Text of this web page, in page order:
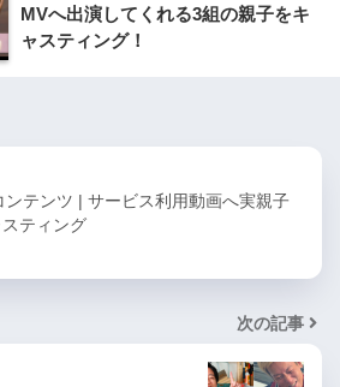
MVへ出演してくれる3組の親子をキ
ャスティング！
ンテンツ | サービス利用動画へ実親子
ティング
次の記事